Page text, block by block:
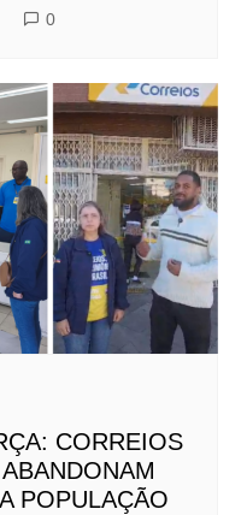
0
CORREIOS
POPULAÇÃO